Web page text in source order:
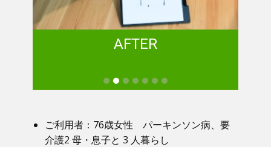
AFTER
ご利用者：​76歳女性 パーキンソン病、要
介護2 母・息子と 3 人暮らし